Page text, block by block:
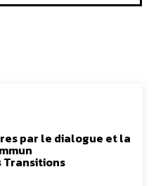
par le dialogue et la
Transitions